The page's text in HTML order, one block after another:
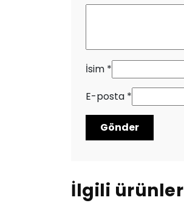
İsim *
E-posta *
İlgili ürünler